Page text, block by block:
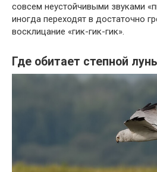
совсем неустойчивыми звуками
иногда переходят в достаточно
восклицание «гик-гик-гик».
Где обитает степной лунь